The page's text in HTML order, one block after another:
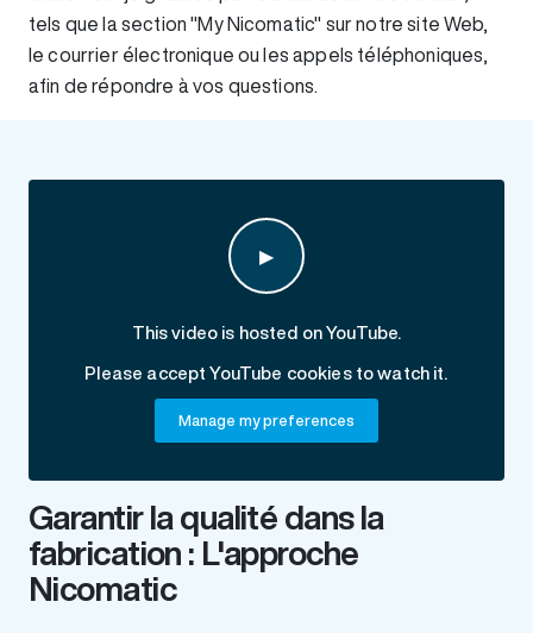
tels que la section "My Nicomatic" sur notre site Web,
le courrier électronique ou les appels téléphoniques,
afin de répondre à vos questions.
▶
This video is hosted on YouTube.
Please accept YouTube cookies to watch it.
Manage my preferences
Garantir la qualité dans la
fabrication : L'approche
Nicomatic